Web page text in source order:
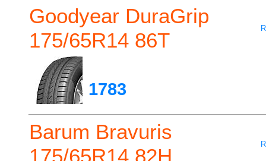
Goodyear DuraGrip
175/65R14 86T
1783
Barum Bravuris
175/65R14 82H